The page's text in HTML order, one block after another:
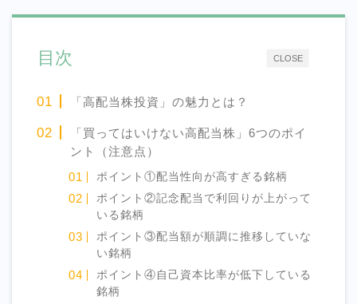
CLOSE
目次
「高配当株投資」の魅力とは？
「買ってはいけない高配当株」6つのポイ
ント（注意点）
ポイント①配当性向が高すぎる銘柄
ポイント②記念配当で利回りが上がって
いる銘柄
ポイント③配当額が順調に推移していな
い銘柄
ポイント④自己資本比率が低下している
銘柄